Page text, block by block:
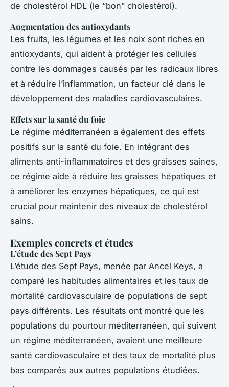
de cholestérol HDL (le “bon” cholestérol).
Augmentation des antioxydants
Les fruits, les légumes et les noix sont riches en
antioxydants, qui aident à protéger les cellules
contre les dommages causés par les radicaux libres
et à réduire l’inflammation, un facteur clé dans le
développement des maladies cardiovasculaires.
Effets sur la santé du foie
Le régime méditerranéen a également des effets
positifs sur la santé du foie. En intégrant des
aliments anti-inflammatoires et des graisses saines,
ce régime aide à réduire les graisses hépatiques et
à améliorer les enzymes hépatiques, ce qui est
crucial pour maintenir des niveaux de cholestérol
sains.
Exemples concrets et études
L’étude des Sept Pays
L’étude des Sept Pays, menée par Ancel Keys, a
comparé les habitudes alimentaires et les taux de
mortalité cardiovasculaire de populations de sept
pays différents. Les résultats ont montré que les
populations du pourtour méditerranéen, qui suivent
un régime méditerranéen, avaient une meilleure
santé cardiovasculaire et des taux de mortalité plus
bas comparés aux autres populations étudiées.